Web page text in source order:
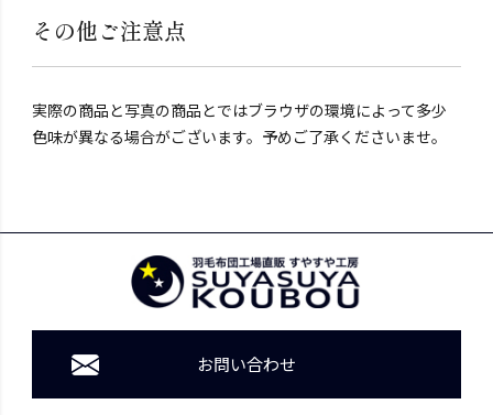
その他ご注意点
実際の商品と写真の商品とではブラウザの環境によって多少
色味が異なる場合がございます。予めご了承くださいませ。
お問い合わせ